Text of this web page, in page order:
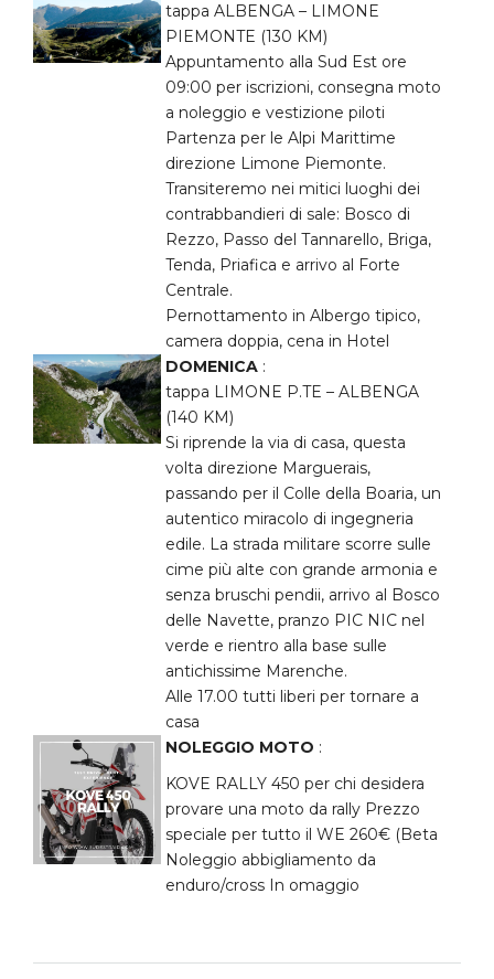
tappa ALBENGA – LIMONE
PIEMONTE (130 KM)
Appuntamento alla Sud Est ore
09:00 per iscrizioni, consegna moto
a noleggio e vestizione piloti
Partenza per le Alpi Marittime
direzione Limone Piemonte.
Transiteremo nei mitici luoghi dei
contrabbandieri di sale: Bosco di
Rezzo, Passo del Tannarello, Briga,
Tenda, Priafica e arrivo al Forte
Centrale.
Pernottamento in Albergo tipico,
camera doppia, cena in Hotel
DOMENICA :
tappa LIMONE P.TE – ALBENGA
(140 KM)
Si riprende la via di casa, questa
volta direzione Marguerais,
passando per il Colle della Boaria, un
autentico miracolo di ingegneria
edile. La strada militare scorre sulle
cime più alte con grande armonia e
senza bruschi pendii, arrivo al Bosco
delle Navette, pranzo PIC NIC nel
verde e rientro alla base sulle
antichissime Marenche.
Alle 17.00 tutti liberi per tornare a
casa
NOLEGGIO MOTO :
KOVE RALLY 450 per chi desidera
provare una moto da rally Prezzo
speciale per tutto il WE 260€ (Beta
Noleggio abbigliamento da
enduro/cross In omaggio